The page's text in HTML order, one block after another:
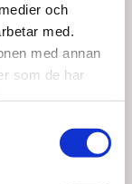
och
med.
med annan
som de har
Lägg i
varukorg